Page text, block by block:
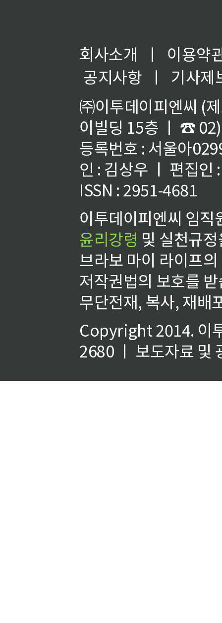
회사소개 ㅣ
이용약
공지사항
ㅣ
기사제
㈜이투데이피엔씨 (
이빌딩 15층 ㅣ ☎
등록번호 : 서울아
인 : 김상우 ㅣ 편집인
ISSN : 2951-4681
이투데이피엔씨 임
윤리강령 및 실천규
브라보 마이 라이프
저작권법의 보호를
무단전재, 복사, 재배
Copyright 2014. 이
2680 ㅣ 보도자료